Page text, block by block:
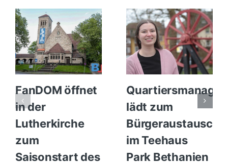
FanDOM öffnet
in der
Lutherkirche
zum
Saisonstart des
lädt zum
Bürgeraustausch
im Teehaus
Park Bethanien